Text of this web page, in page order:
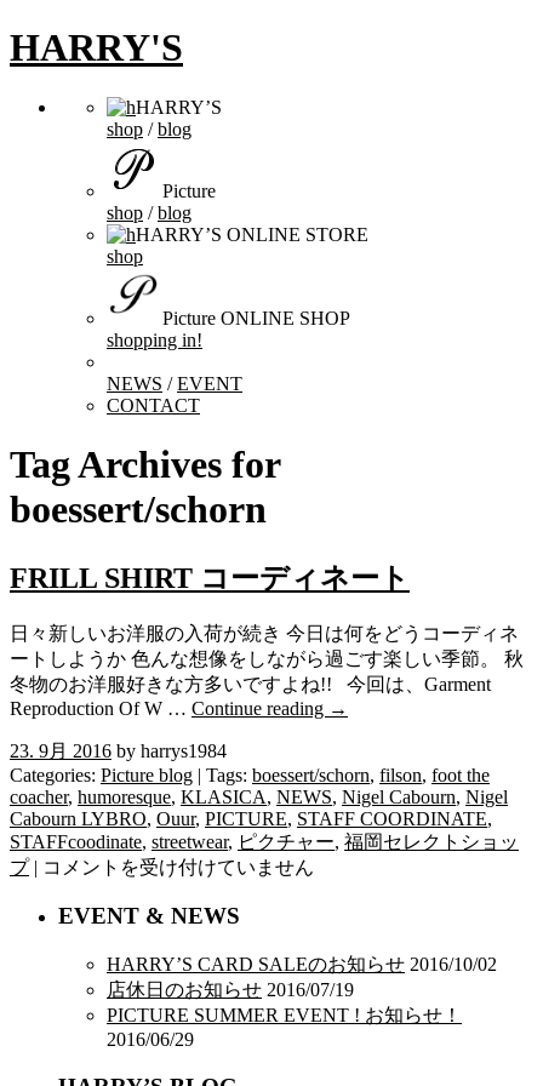
HARRY'S
HARRY’S
shop /blog
Picture
shop /blog
HARRY’S ONLINE STORE
shop
Picture ONLINE SHOP
shopping in!
NEWS /EVENT
CONTACT
Tag Archives for
boessert/schorn
FRILL SHIRT コーディネート
日々新しいお洋服の入荷が続き 今日は何をどうコーディネ
ートしようか 色んな想像をしながら過ごす楽しい季節。 秋
冬物のお洋服好きな方多いですよね!! 今回は、Garment
Reproduction Of W … Continue reading →
23. 9月 2016 by harrys1984
Categories: Picture blog | Tags: boessert/schorn, filson, foot the
coacher, humoresque, KLASICA, NEWS, Nigel Cabourn, Nigel
Cabourn LYBRO, Ouur, PICTURE, STAFF COORDINATE,
STAFFcoodinate, streetwear, ピクチャー, 福岡セレクトショッ
プ| FRILL
コ
コメントを受け付けていません
EVENT & NEWS
HARRY’S CARD SALEのお知らせ 2016/10/02
店休日のお知らせ 2016/07/19
PICTURE SUMMER EVENT ! お知らせ！
2016/06/29